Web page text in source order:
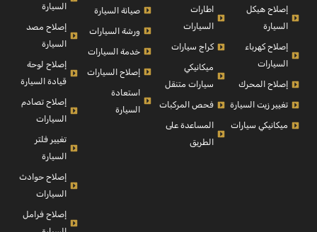
إصلاح هيكل
السيارة
إصلاح كهرباء
السيارات
إصلاح المحرك
تغيير زيت السيارة
ميكانيكي سيارات
اطارات
السيارات
كراج سيارات
ميكانيكي
سيارات متنقل
فحص المركبات
المساعدة على
الطريق
صيانة السيارة
ورشة السيارات
خدمة السيارات
إصلاح السيارات
استعادة
السيارة
السيارة
إصلاح مصد
السيارة
إصلاح لوحة
قيادة السيارة
إصلاح تصادم
السيارات
تغيير فلتر
السيارة
إصلاح حوادث
السيارات
إصلاح فرامل